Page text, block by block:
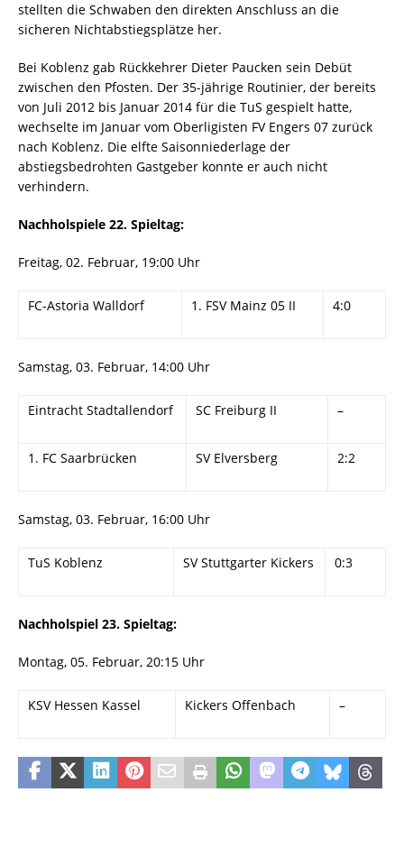
stellten die Schwaben den direkten Anschluss an die
sicheren Nichtabstiegsplätze her.
Bei Koblenz gab Rückkehrer Dieter Paucken sein Debüt
zwischen den Pfosten. Der 35-jährige Routinier, der bereits
von Juli 2012 bis Januar 2014 für die TuS gespielt hatte,
wechselte im Januar vom Oberligisten FV Engers 07 zurück
nach Koblenz. Die elfte Saisonniederlage der
abstiegsbedrohten Gastgeber konnte er auch nicht
verhindern.
Nachholspiele 22. Spieltag:
Freitag, 02. Februar, 19:00 Uhr
FC-Astoria Walldorf 1. FSV Mainz 05 II 4:0
Samstag, 03. Februar, 14:00 Uhr
Eintracht Stadtallendorf SC Freiburg II –
1. FC Saarbrücken SV Elversberg 2:2
Samstag, 03. Februar, 16:00 Uhr
TuS Koblenz SV Stuttgarter Kickers 0:3
Nachholspiel 23. Spieltag:
Montag, 05. Februar, 20:15 Uhr
KSV Hessen Kassel Kickers Offenbach –